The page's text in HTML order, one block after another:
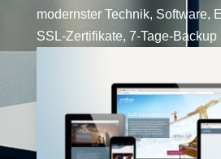
modernster Technik, Software,
SSL-Zertifikate, 7-Tage-Backup